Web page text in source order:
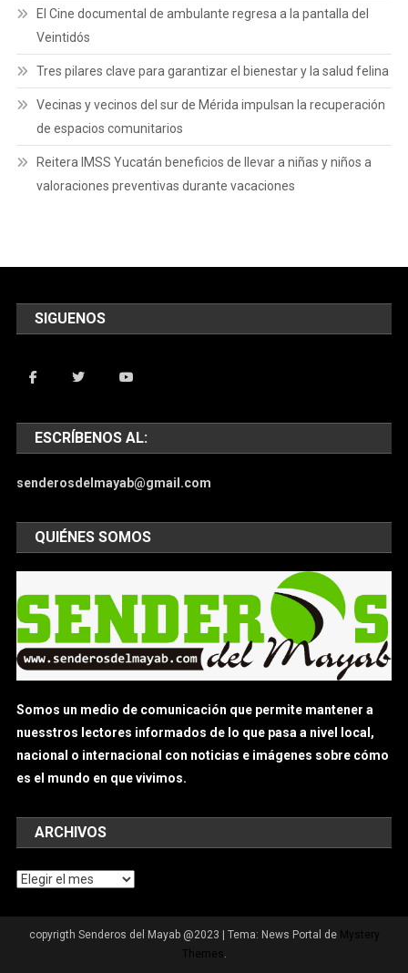
El Cine documental de ambulante regresa a la pantalla del
Veintidós
Tres pilares clave para garantizar el bienestar y la salud felina
Vecinas y vecinos del sur de Mérida impulsan la recuperación
de espacios comunitarios
Reitera IMSS Yucatán beneficios de llevar a niñas y niños a
valoraciones preventivas durante vacaciones
SIGUENOS
ESCRÍBENOS AL:
senderosdelmayab@gmail.com
QUIÉNES SOMOS
Somos un medio de comunicación que permite mantener a
nuesstros lectores informados de lo que pasa a nivel local,
nacional o internacional con noticias e imágenes sobre cómo
es el mundo en que vivimos.
ARCHIVOS
Archivos
copyrigth Senderos del Mayab @2023 Tema: News Portal de Mystery
Themes .